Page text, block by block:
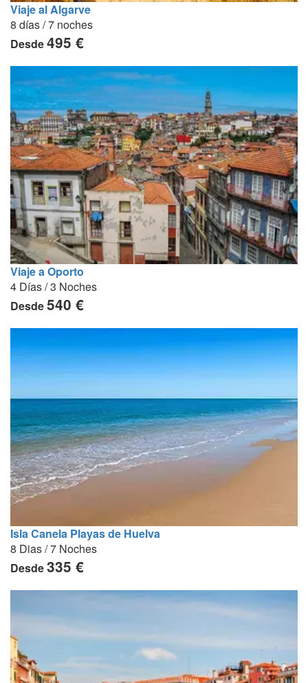
Viaje al Algarve
8 días / 7 noches
Desde495 €
Viaje a Oporto
4 Días / 3 Noches
Desde540 €
Isla Canela Playas de Huelva
8 Dias / 7 Noches
Desde335 €